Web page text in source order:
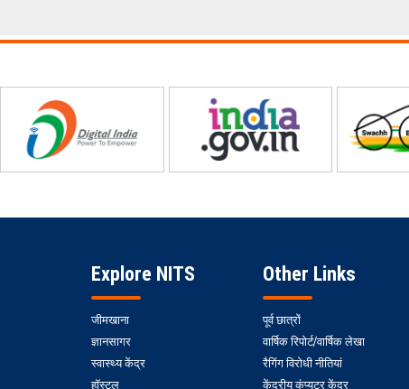
Explore NITS
जीमखाना
ज्ञानसागर
स्वास्थ्य केंद्र
हॉस्टल
Other Links
पूर्व छात्रों
वार्षिक रिपोर्ट/वार्षिक लेखा
रैगिंग विरोधी नीतियां
केंद्रीय कंप्यूटर केंद्र